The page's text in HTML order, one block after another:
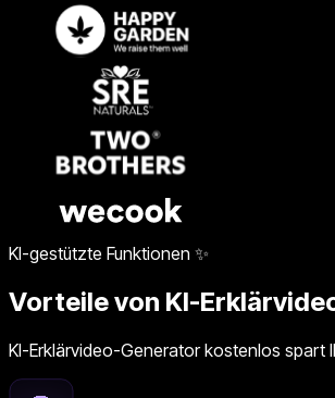
KI-gestützte Funktionen ✨
Vorteile von KI-
KI-Erklärvideo-Generator kostenlos spart